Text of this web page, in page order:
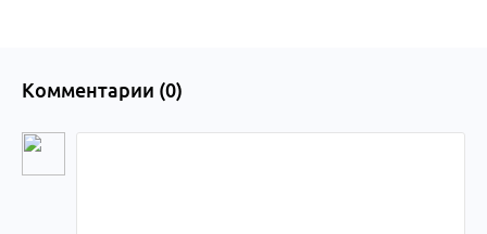
Комментарии (0)